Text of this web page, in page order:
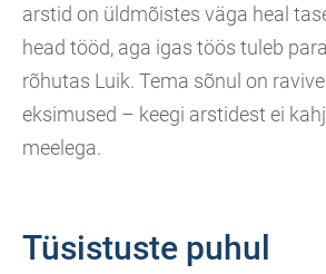
arstid on üldmõistes väga heal
head tööd, aga igas töös tuleb
rõhutas Luik. Tema sõnul on
eksimused – keegi arstidest ei
meelega.
Tüsistuste puhul